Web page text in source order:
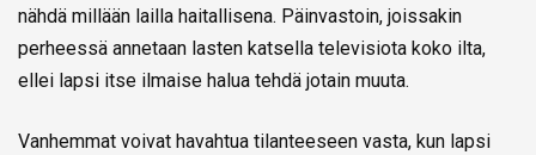
nähdä millään lailla haitallisena. Päinvastoin, joissakin
perheessä annetaan lasten katsella televisiota koko ilta,
ellei lapsi itse ilmaise halua tehdä jotain muuta.
Vanhemmat voivat havahtua tilanteeseen vasta, kun lapsi